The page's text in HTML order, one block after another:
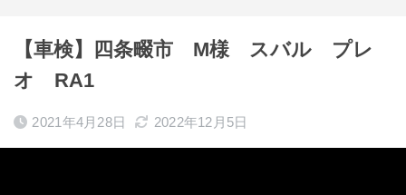
【車検】四条畷市 M様 スバル プレ
オ RA1
2021年4月28日 2022年12月5日